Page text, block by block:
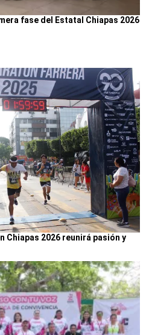
fase del Estatal Chiapas 2026
Chiapas 2026 reunirá pasión y